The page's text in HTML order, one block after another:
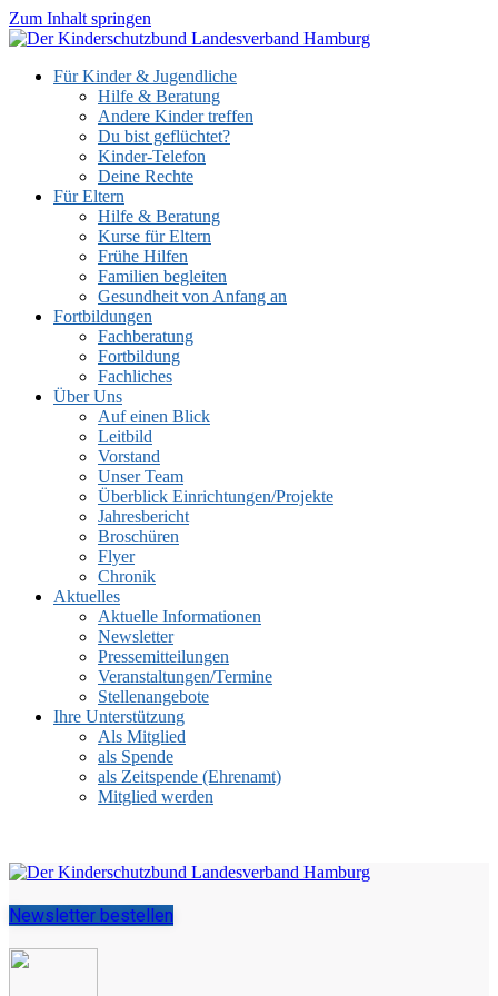
Zum Inhalt springen
Für Kinder & Jugendliche
Hilfe & Beratung
Andere Kinder treffen
Du bist geflüchtet?
Kinder-Telefon
Deine Rechte
Für Eltern
Hilfe & Beratung
Kurse für Eltern
Frühe Hilfen
Familien begleiten
Gesundheit von Anfang an
Fortbildungen
Fachberatung
Fortbildung
Fachliches
Über Uns
Auf einen Blick
Leitbild
Vorstand
Unser Team
Überblick Einrichtungen/Projekte
Jahresbericht
Broschüren
Flyer
Chronik
Aktuelles
Aktuelle Informationen
Newsletter
Pressemitteilungen
Veranstaltungen/Termine
Stellenangebote
Ihre Unterstützung
Als Mitglied
als Spende
als Zeitspende (Ehrenamt)
Mitglied werden
Newsletter bestellen